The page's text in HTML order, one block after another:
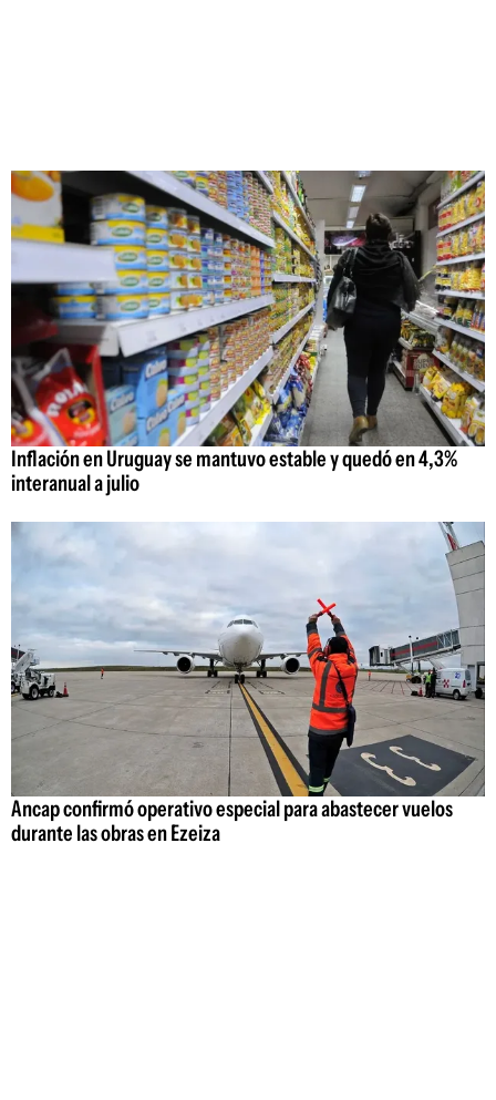
Inflación en Uruguay se mantuvo estable y quedó en 4,3%
interanual a julio
Ancap confirmó operativo especial para abastecer vuelos
durante las obras en Ezeiza